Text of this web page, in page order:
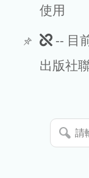
使用
此
期
暫
停
-- 目
出版社
請
輸